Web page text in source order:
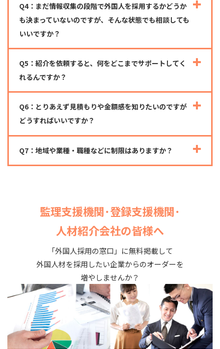
Q4：まだ情報収集の段階で外国人を採用するかどうか
も決まっていないのですが、そんな状態でも相談しても
いいですか？
Q5：紹介を依頼すると、何をどこまでサポートしてく
れるんですか？
Q6：とりあえず見積もりや金額感を知りたいのですが
どうすればいいですか？
Q7：地域や業種・職種などに制限はありますか？
監理支援機関･登録支援機関･
人材紹介会社の皆様へ
「外国人採用の窓口」に無料掲載して
外国人材を採用したい企業からのオーダーを
増やしませんか？